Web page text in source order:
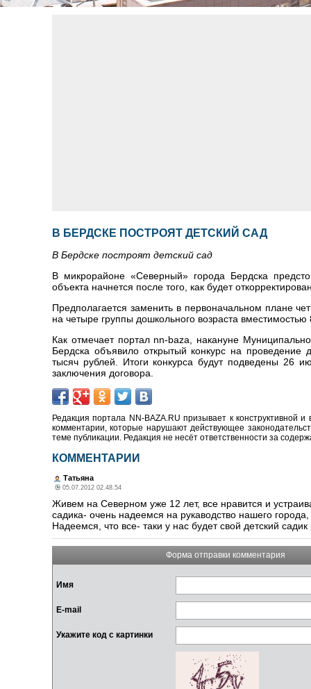
В БЕРДСКЕ ПОСТРОЯТ ДЕТСКИЙ САД
В Бердске построят детский сад
В микрорайоне «Северный» города Бердска
объекта начнется после того, как будет
Предполагается заменить в первоначальном плане
на четыре группы дошкольного возраста
Как отмечает портал nn-baza, накануне
Бердска объявило открытый конкурс на проведение
тысяч рублей. Итоги конкурса будут подведены
заключения договора.
Редакция портала NN-BAZA.RU призывает к конструктивной
комментарии, которые нарушают действующее
теме публикации. Редакция не несёт ответственности за
КОММЕНТАРИИ
Татьяна
05.07.2012 02.48.54
Живем на Северном уже 12 лет, все нравится и
садика- очень надеемся на рукаводство нашего
Надеемся, что все- таки у нас будет свой детский
Форма отправки комментария
Имя
E-mail
Укажите код с картинки